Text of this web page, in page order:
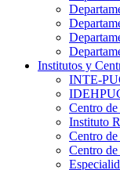
Institutos y
INTE-
Centro
Instituto
Centro
Centro